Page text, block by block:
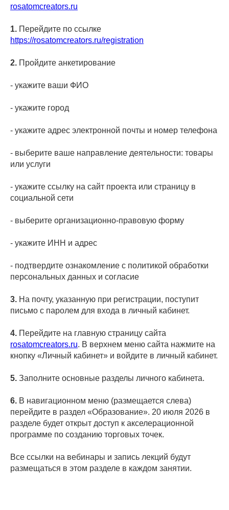
rosatomcreators.ru
1. Перейдите по ссылке
https://rosatomcreators.ru/registration
2. Пройдите анкетирование
- укажите ваши ФИО
- укажите город
- укажите адрес электронной почты и номер телефона
- выберите ваше направление деятельности: товары
или услуги
- укажите ссылку на сайт проекта или страницу в
социальной сети
- выберите организационно-правовую форму
- укажите ИНН и адрес
- подтвердите ознакомление с политикой обработки
персональных данных и согласие
3. На почту, указанную при регистрации, поступит
письмо с паролем для входа в личный кабинет.
4. Перейдите на главную страницу сайта
rosatomcreators.ru. В верхнем меню сайта нажмите на
кнопку «Личный кабинет» и войдите в личный кабинет.
5. Заполните основные разделы личного кабинета.
6. В навигационном меню (размещается слева)
перейдите в раздел «Образование». 20 июля 2026 в
разделе будет открыт доступ к акселерационной
программе по созданию торговых точек.
Все ссылки на вебинары и запись лекций будут
размещаться в этом разделе в каждом занятии.